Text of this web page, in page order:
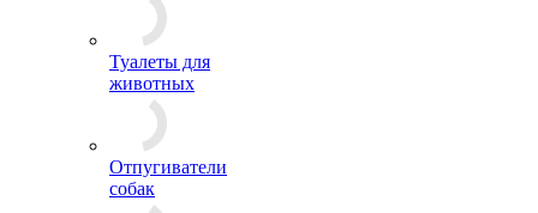
Туалеты для
животных
Отпугиватели
собак